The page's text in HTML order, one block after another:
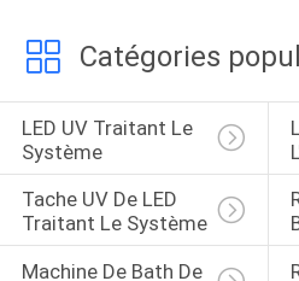
Catégories
LED UV Traitant Le
Système
Tache UV De LED
Traitant Le Système
Machine De Bath De